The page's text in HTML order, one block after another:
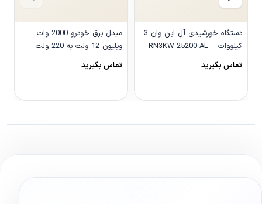
دستگاه خورشیدی آل این وان 3
کیلووات – RN3KW-25200-AL
تماس بگیرید
مبدل برق خودرو 2000 وات
ویلیون 12 ولت به 220 ولت
مدل We-2000LCD
تماس بگیرید